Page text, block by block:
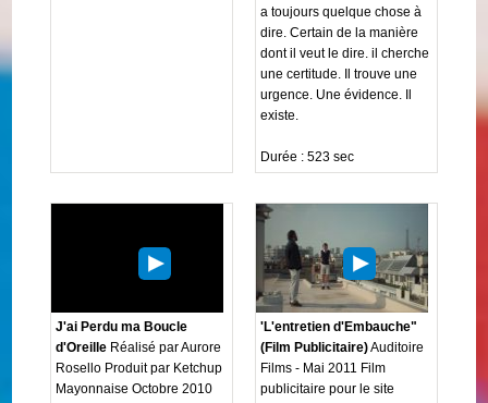
a toujours quelque chose à
dire. Certain de la manière
dont il veut le dire. il cherche
une certitude. Il trouve une
urgence. Une évidence. Il
existe.
Durée : 523 sec
J'ai Perdu ma Boucle
d'Oreille Réalisé par Aurore
Rosello Produit par Ketchup
Mayonnaise Octobre 2010
'L'entretien d'Embauche"
(Film Publicitaire)Auditoire
Films - Mai 2011 Film
publicitaire pour le site